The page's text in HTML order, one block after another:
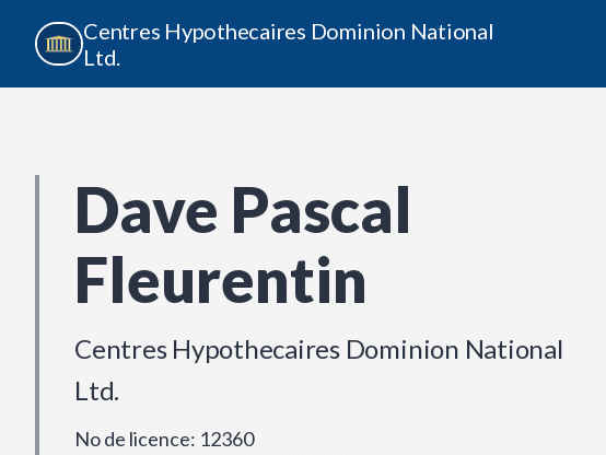
Centres Hypothecaires Dominion National
Ltd.
Dave Pascal
Fleurentin
Centres Hypothecaires Dominion National
Ltd.
No de licence: 12360